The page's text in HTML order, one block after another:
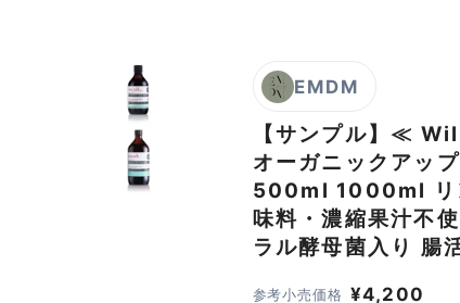
EMDM
【サンプル】≪
オーガニックアッ
500ml 1000ml リ
味料・濃縮果汁不
ラル酵母菌入り 腸
参考小売価格 ¥4,200